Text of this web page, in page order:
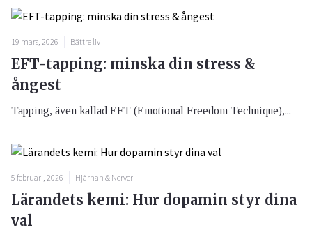
19 mars, 2026 Bättre liv
EFT-tapping: minska din stress &
ångest
Tapping, även kallad EFT (Emotional Freedom Technique),...
5 februari, 2026 Hjärnan & Nerver
Lärandets kemi: Hur dopamin styr dina
val